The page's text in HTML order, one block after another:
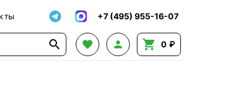
+7 (495) 955-16-07
    0 ₽